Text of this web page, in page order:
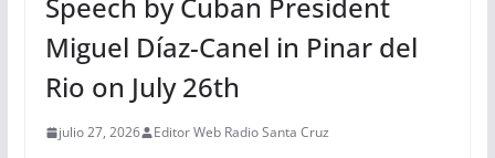
Speech by Cuban President
Miguel Díaz-Canel in Pinar del
Rio on July 26th
julio 27, 2026 Editor Web Radio Santa Cruz